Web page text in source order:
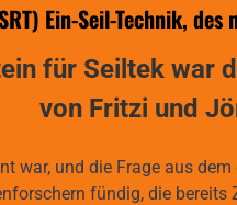
Ein-Seil-Technik,
für Seiltek war
von Fritzi und
war, und die Frage aus
fündig, die